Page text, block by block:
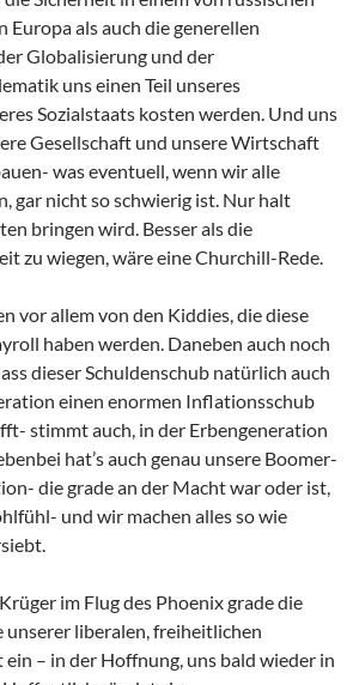
Europa als auch die generellen
Globalisierung und der
uns einen Teil unseres
Sozialstaats kosten werden. Und uns
Gesellschaft und unsere Wirtschaft
was eventuell, wenn wir alle
gar nicht so schwierig ist. Nur halt
bringen wird. Besser als die
zu wiegen, wäre eine Churchill-Rede.
vor allem von den Kiddies, die diese
haben werden. Daneben auch noch
dieser Schuldenschub natürlich auch
einen enormen Inflationsschub
stimmt auch, in der Erbengeneration
hat’s auch genau unsere Boomer-
die grade an der Macht war oder ist,
und wir machen alles so wie
im Flug des Phoenix grade die
liberalen, freiheitlichen
– in der Hoffnung, uns bald wieder in